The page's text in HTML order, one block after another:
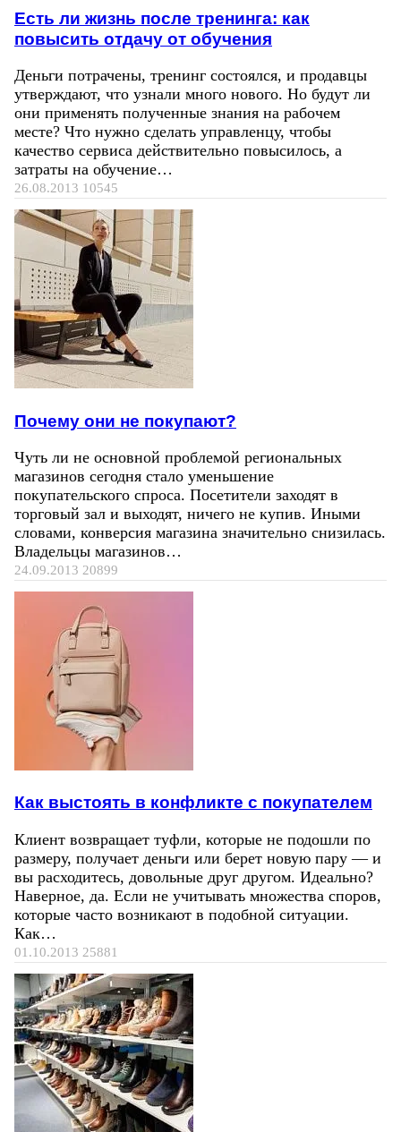
Есть ли жизнь после тренинга: как
повысить отдачу от обучения
Деньги потрачены, тренинг состоялся, и продавцы
утверждают, что узнали много нового. Но будут ли
они применять полученные знания на рабочем
месте? Что нужно сделать управленцу, чтобы
качество сервиса действительно повысилось, а
затраты на обучение…
26.08.2013 10545
Почему они не покупают?
Чуть ли не основной проблемой региональных
магазинов сегодня стало уменьшение
покупательского спроса. Посетители заходят в
торговый зал и выходят, ничего не купив. Иными
словами, конверсия магазина значительно снизилась.
Владельцы магазинов…
24.09.2013 20899
Как выстоять в конфликте с покупателем
Клиент возвращает туфли, которые не подошли по
размеру, получает деньги или берет новую пару — и
вы расходитесь, довольные друг другом. Идеально?
Наверное, да. Если не учитывать множества споров,
которые часто возникают в подобной ситуации.
Как…
01.10.2013 25881